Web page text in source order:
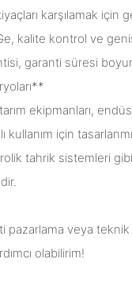
karşılamak
kalite kontrol ve
garanti süresi
ekipmanları,
kullanım için
tahrik sistemleri
pazarlama veya
olabilirim!